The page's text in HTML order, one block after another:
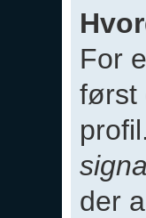
For
først
der